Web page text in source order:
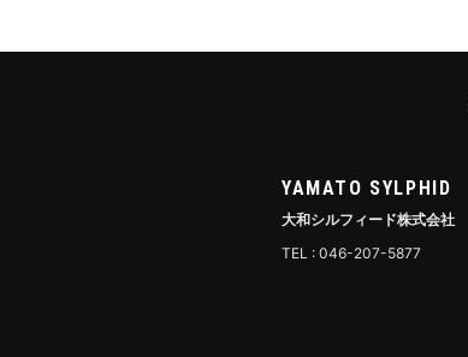
YAMATO SYLPHID
大和シルフィード株式会社
TEL : 046-207-5877